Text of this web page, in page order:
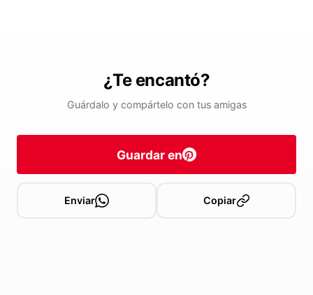
¿Te encantó?
Guárdalo y compártelo con tus amigas
Guardar en
Enviar Copiar